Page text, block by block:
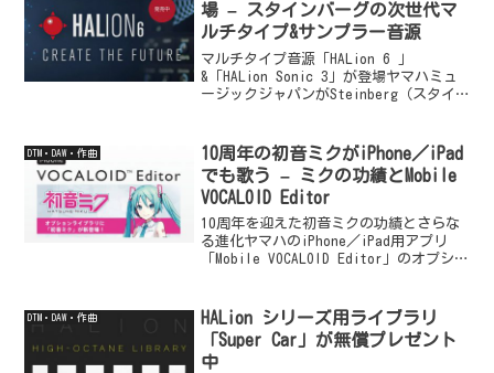
場 – スタインバーグの次世代マ
ルチタイプ&サンプラー音源
マルチタイプ音源「HALion 6 」
&「HALion Sonic 3」が登場ヤマハミュ
ージックジャパンがSteinberg（スタイ
ジョンの『HALion 6』...
DTM・DAW・作曲
10周年の初音ミクがiPhone／iPad
でも歌う – ミクの功績とMobile
VOCALOID Editor
10周年を迎えた初音ミクの功績とさらな
る進化ヤマハのiPhone／iPad用アプリ
「Mobile VOCALOID Editor」のオプショ
ミク 10周年」に合...
DTM・DAW・作曲
HALion シリーズ用ライブラリ
「Super Car」が無償プレゼント
中